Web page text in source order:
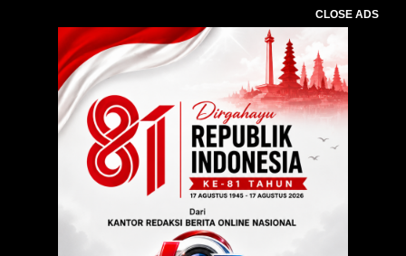
CLOSE ADS